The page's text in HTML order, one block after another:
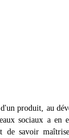
produit, au
sociaux a en
de savoir